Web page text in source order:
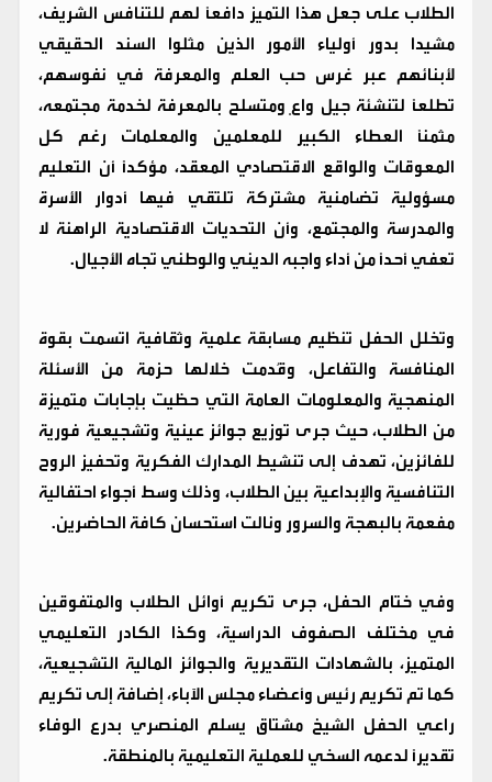
الطلاب على جعل هذا التميز دافعاً لهم للتنافس الشريف،
مشيدا بدور أولياء الأمور الذين مثلوا السند الحقيقي
لأبنائهم عبر غرس حب العلم والمعرفة في نفوسهم،
تطلعاً لتنشئة جيل واعٍ ومتسلح بالمعرفة لخدمة مجتمعه،
مثمناً العطاء الكبير للمعلمين والمعلمات رغم كل
المعوقات والواقع الاقتصادي المعقد، مؤكداً أن التعليم
مسؤولية تضامنية مشتركة تلتقي فيها أدوار الأسرة
والمدرسة والمجتمع، وأن التحديات الاقتصادية الراهنة لا
تعفي أحداً من أداء واجبه الديني والوطني تجاه الأجيال.
​وتخلل الحفل تنظيم مسابقة علمية وثقافية اتسمت بقوة
المنافسة والتفاعل، وقُدمت خلالها حزمة من الأسئلة
المنهجية والمعلومات العامة التي حظيت بإجابات متميزة
من الطلاب، حيث جرى توزيع جوائز عينية وتشجيعية فورية
للفائزين، تهدف إلى تنشيط المدارك الفكرية وتحفيز الروح
التنافسية والإبداعية بين الطلاب، وذلك وسط أجواء احتفالية
مفعمة بالبهجة والسرور ونالت استحسان كافة الحاضرين.
​وفي ختام الحفل، جرى تكريم أوائل الطلاب والمتفوقين
في مختلف الصفوف الدراسية، وكذا الكادر التعليمي
المتميز، بالشهادات التقديرية والجوائز المالية التشجيعية،
كما تم تكريم رئيس وأعضاء مجلس الآباء، إضافة إلى تكريم
راعي الحفل الشيخ مشتاق يسلم المنصري بدرع الوفاء
تقديراً لدعمه السخي للعملية التعليمية بالمنطقة.